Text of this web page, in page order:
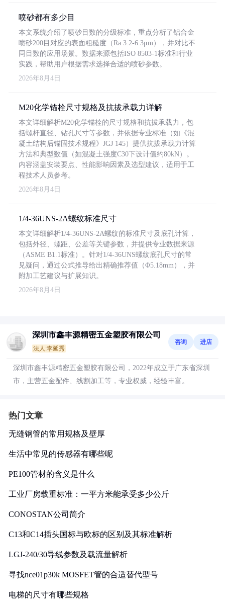
喷砂都有多少目
本文系统介绍了喷砂目数的分级标准，重点分析了铝合金
喷砂200目对应的表面粗糙度（Ra 3.2-6.3μm），并对比不
同目数的应用场景。数据来源包括ISO 8503-1标准和行业
实践，帮助用户根据需求选择合适的喷砂参数。
2026年8月4日
M20化学锚栓尺寸规格及抗拔承载力详解
本文详细解析M20化学锚栓的尺寸规格和抗拔承载力，包
括螺杆直径、钻孔尺寸等参数，并依据专业标准（如《混
凝土结构后锚固技术规程》JGJ 145）提供抗拔承载力计算
方法和典型数值（如混凝土强度C30下设计值约80kN）。
内容涵盖安装要点、性能影响因素及选型建议，适用于工
程技术人员参考。
2026年8月4日
1/4-36UNS-2A螺纹标准尺寸
本文详细解析1/4-36UNS-2A螺纹的标准尺寸及底孔计算，
包括外径、螺距、公差等关键参数，并提供专业数据来源
（ASME B1.1标准）。针对1/4-36UNS螺纹底孔尺寸的常
见疑问，通过公式推导给出精确推荐值（Φ5.18mm），并
附加工艺建议与扩展知识。
2026年8月4日
深圳市鑫丰源精密五金塑胶有限公司
法人:李延秀
咨询 进店
深圳市鑫丰源精密五金塑胶有限公司，2022年成立于广东省深圳
市，主营五金配件、线割加工等，专业权威，经验丰富。
热门文章
无缝钢管的常用规格及壁厚
生活中常见的传感器有哪些呢
PE100管材的含义是什么
工业厂房载重标准：一平方米能承受多少公斤
CONOSTAN公司简介
C13和C14插头国标与欧标的区别及其标准解析
LGJ-240/30导线参数及载流量解析
寻找nce01p30k MOSFET管的合适替代型号
电梯的尺寸有哪些规格